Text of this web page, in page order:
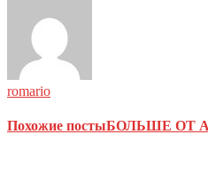
romario
Похожие постыБОЛЬШЕ ОТ